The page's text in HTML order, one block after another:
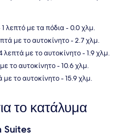
1 λεπτό με τα πόδια- 0.0 χλμ.
με το αυτοκίνητο- 2.7 χλμ.
λεπτά με το αυτοκίνητο- 1.9 χλμ.
το αυτοκίνητο- 10.6 χλμ.
με το αυτοκίνητο- 15.9 χλμ.
το κατάλυμα
Suites